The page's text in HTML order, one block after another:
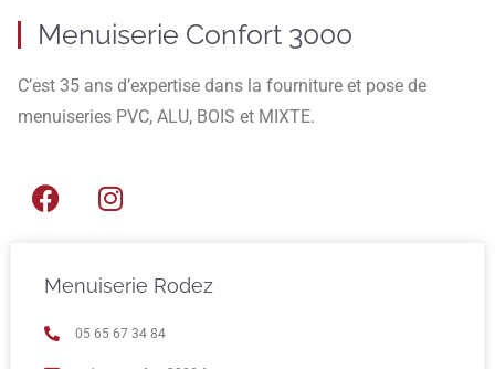
Menuiserie Confort 3000
C’est 35 ans d’expertise dans la fourniture et pose de
menuiseries PVC, ALU, BOIS et MIXTE.
Menuiserie Rodez
05 65 67 34 84